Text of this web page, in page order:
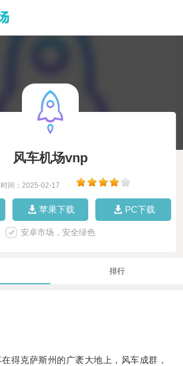
风车机场vnp
时间：2025-02-17
苹果下载 PC下载
安卓市场，安全绿色
排行
克萨斯州的广袤大地上，风车成群，